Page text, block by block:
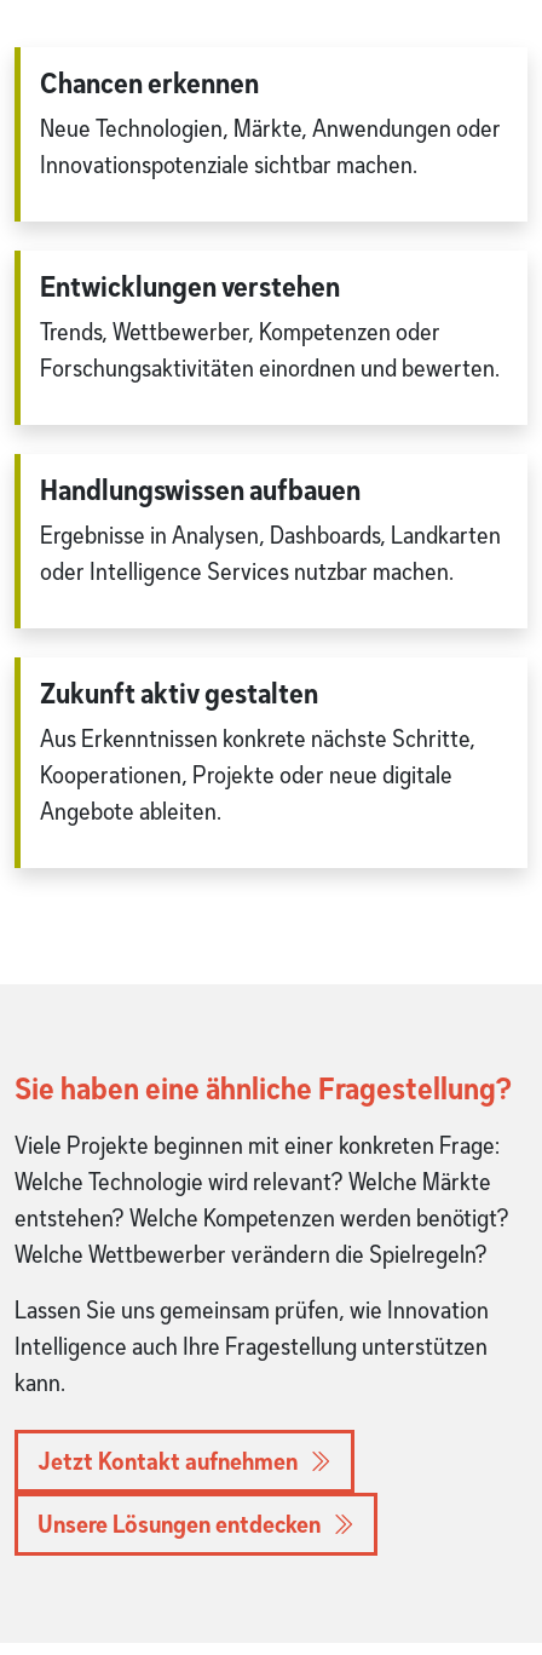
Chancen erkennen
Neue Technologien, Märkte, Anwendungen oder
Innovationspotenziale sichtbar machen.
Entwicklungen verstehen
Trends, Wettbewerber, Kompetenzen oder
Forschungsaktivitäten einordnen und bewerten.
Handlungswissen aufbauen
Ergebnisse in Analysen, Dashboards, Landkarten
oder Intelligence Services nutzbar machen.
Zukunft aktiv gestalten
Aus Erkenntnissen konkrete nächste Schritte,
Kooperationen, Projekte oder neue digitale
Angebote ableiten.
Sie haben eine ähnliche Fragestellung?
Viele Projekte beginnen mit einer konkreten Frage:
Welche Technologie wird relevant? Welche Märkte
entstehen? Welche Kompetenzen werden benötigt?
Welche Wettbewerber verändern die Spielregeln?
Lassen Sie uns gemeinsam prüfen, wie Innovation
Intelligence auch Ihre Fragestellung unterstützen
kann.
Jetzt Kontakt aufnehmen
Unsere Lösungen entdecken